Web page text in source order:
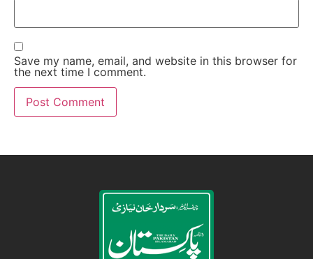
Save my name, email, and website in this browser for
the next time I comment.